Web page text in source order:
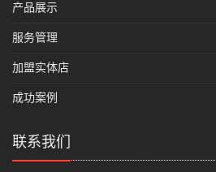
产品展示
服务管理
加盟实体店
成功案例
联系我们